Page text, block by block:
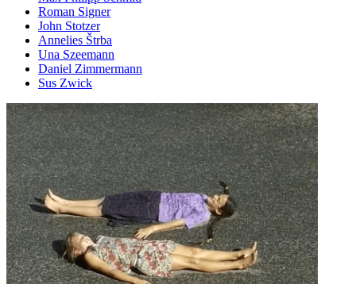
Roman Signer
John Stotzer
Annelies Štrba
Una Szeemann
Daniel Zimmermann
Sus Zwick